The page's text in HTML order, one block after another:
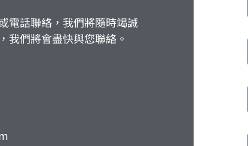
電話聯絡，我們將隨時竭誠
我們將會盡快與您聯絡。